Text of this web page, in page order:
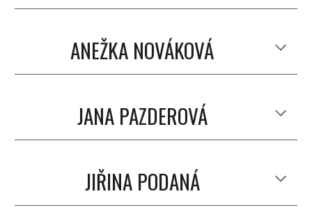
ANEŽKA NOVÁKOVÁ
JANA PAZDEROVÁ
JIŘINA PODANÁ